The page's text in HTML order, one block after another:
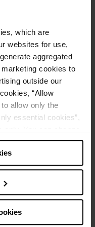
which are
websites for use,
aggregated
cookies to
outside our
“Allow
allow only the
essential cookies”,
settings” in the
data collected on
also agree that your
European Court